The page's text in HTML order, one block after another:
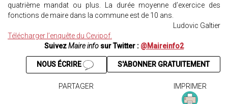
quatrième mandat ou plus. La durée moyenne d’exercice des
fonctions de maire dans la commune est de 10 ans.
Ludovic Galtier
Télécharger l’enquête du Cevipof.
SuivezMaire info sur Twitter : @Maireinfo2
S'ABONNER GRATUITEMENT
NOUS ÉCRIRE
PARTAGER IMPRIMER